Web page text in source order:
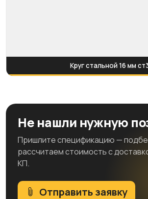
Круг стальной 16 мм
Не нашли нужную
Пришлите спецификацию —
рассчитаем стоимость с
КП.
Отправить заявку